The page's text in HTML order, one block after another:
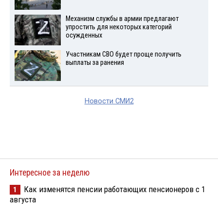
Механизм службы в армии предлагают
упростить для некоторых категорий
осужденных
Участникам СВО будет проще получить
выплаты за ранения
Новости СМИ2
Интересное за неделю
1
Как изменятся пенсии работающих пенсионеров с 1
августа